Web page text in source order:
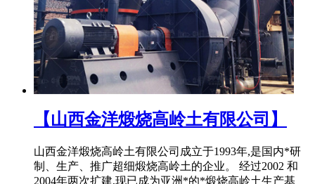
【山西金洋煅烧高岭土有限公司】
山西金洋煅烧高岭土有限公司成立于1993年,是国内*研
制、生产、推广超细煅烧高岭土的企业。 经过2002 和
2004年两次扩建,现已成为亚洲*的*煅烧高岭土生产基